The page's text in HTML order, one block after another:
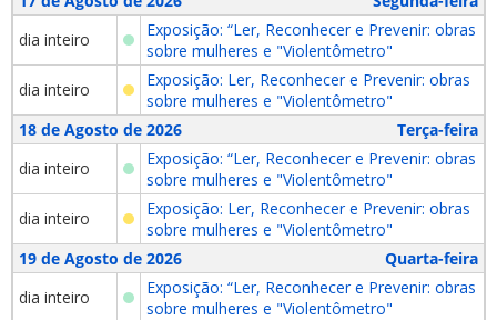
dia inteiro
Exposição: “Ler, Reconhecer e Prevenir: obras
sobre mulheres e "Violentômetro"
dia inteiro
Exposição: Ler, Reconhecer e Prevenir: obras
sobre mulheres e "Violentômetro"
18 de Agosto de 2026
Terça-feira
dia inteiro
Exposição: “Ler, Reconhecer e Prevenir: obras
sobre mulheres e "Violentômetro"
dia inteiro
Exposição: Ler, Reconhecer e Prevenir: obras
sobre mulheres e "Violentômetro"
19 de Agosto de 2026
Quarta-feira
dia inteiro
Exposição: “Ler, Reconhecer e Prevenir: obras
sobre mulheres e "Violentômetro"